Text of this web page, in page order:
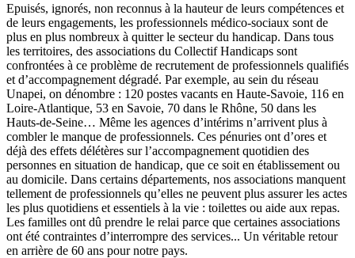
Epuisés, ignorés, non reconnus à la hauteur de leurs compétences et
de leurs engagements, les professionnels médico-sociaux sont de
plus en plus nombreux à quitter le secteur du handicap. Dans tous
les territoires, des associations du Collectif Handicaps sont
confrontées à ce problème de recrutement de professionnels qualifiés
et d’accompagnement dégradé. Par exemple, au sein du réseau
Unapei, on dénombre : 120 postes vacants en Haute-Savoie, 116 en
Loire-Atlantique, 53 en Savoie, 70 dans le Rhône, 50 dans les
Hauts-de-Seine… Même les agences d’intérims n’arrivent plus à
combler le manque de professionnels. Ces pénuries ont d’ores et
déjà des effets délétères sur l’accompagnement quotidien des
personnes en situation de handicap, que ce soit en établissement ou
au domicile. Dans certains départements, nos associations manquent
tellement de professionnels qu’elles ne peuvent plus assurer les actes
les plus quotidiens et essentiels à la vie : toilettes ou aide aux repas.
Les familles ont dû prendre le relai parce que certaines associations
ont été contraintes d’interrompre des services... Un véritable retour
en arrière de 60 ans pour notre pays.